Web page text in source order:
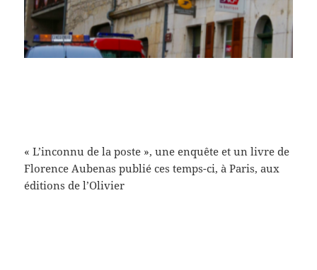
« L’inconnu de la poste », une enquête et un livre de
Florence Aubenas publié ces temps-ci, à Paris, aux
éditions de l’Olivier